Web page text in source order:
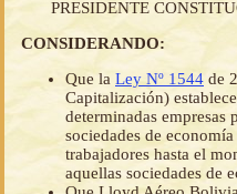
PRESIDENTE
CONSIDERANDO:
Que la Ley Nº 1544 de
Capitalización)
determinadas empresas
sociedades de
trabajadores hasta el
aquellas sociedades de